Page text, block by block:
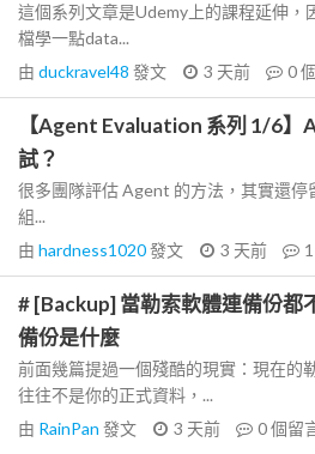
這個系列文章是Udemy上的課程延伸，
檔學一點data...
由 duckravel48 發文 3 天前 0
【Agent Evaluation 系列 1/6】
試？
很多團隊評估 Agent 的方法，其實還
組...
由 hardness1020發文 3 天前 1
# [Backup] 當勒索軟體連備份都
備份是什麼
前面幾篇提過一個殘酷的現實：現在的
往往不是你的正式資料，...
由 RainPan 發文 3 天前 0個留